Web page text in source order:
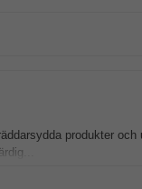
produkter